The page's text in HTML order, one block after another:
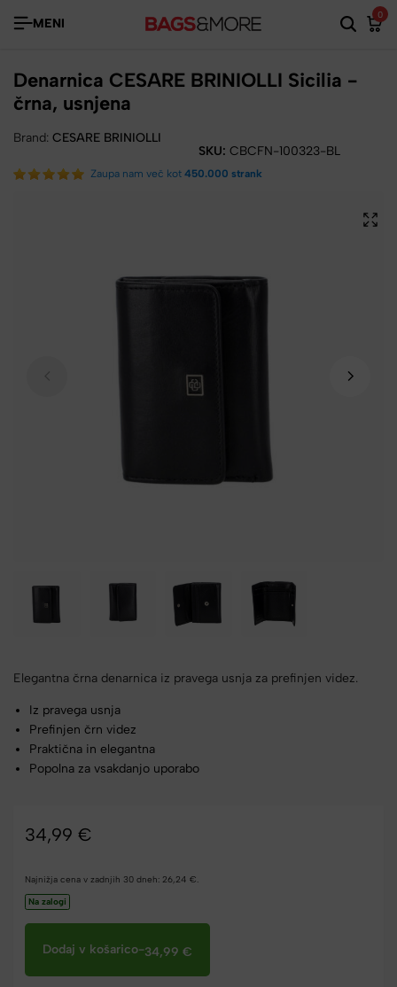
MENI
0
Denarnica CESARE BRINIOLLI Sicilia -
črna, usnjena
Brand: CESARE BRINIOLLI
SKU: CBCFN-100323-BL
Zaupa nam več kot 450.000 strank
Elegantna črna denarnica iz pravega usnja za prefinjen videz.
Iz pravega usnja
Prefinjen črn videz
Praktična in elegantna
Popolna za vsakdanjo uporabo
34,99 €
Najnižja cena v zadnjih 30 dneh: 26,24 €
Na zalogi
Dodaj v košarico-34,99 €